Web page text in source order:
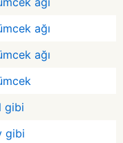
ağı
ağı
gibi
gibi